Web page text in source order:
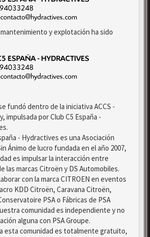
y explotación ha sido
fundó dentro de la iniciativa ACCS -
impulsada por Club C5 España -
- Hydractives es una Asociación
Ánimo de lucro fundada en el año 2007,
es impulsar la interacción entre
las marcas Citroën y DS Automobiles.
con la marca CITROEN en eventos
KDD Citroën, Caravana Citroën,
PSA o Fábricas de PSA
comunidad es independiente y no
alguna con PSA Groupe.
esta comunidad es totalmente gratuito,